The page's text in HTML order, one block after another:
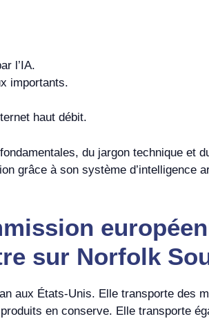
l’IA.
importants.
haut débit.
du jargon technique et
grâce à son système d’intelligence
sur Norfolk
aux États-Unis. Elle transporte des
en conserve. Elle transporte